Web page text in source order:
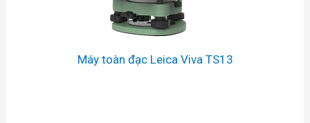
Máy toàn đạc Leica Viva TS13